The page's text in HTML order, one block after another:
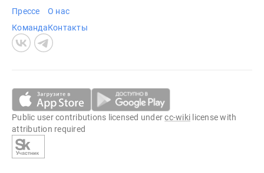
Прессе
Команда
О нас
Контакты
Public user contributions licensed undercc-wiki license with
attribution required